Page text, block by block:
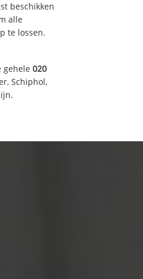
beschikken
alle
te lossen.
gehele 020
Schiphol,